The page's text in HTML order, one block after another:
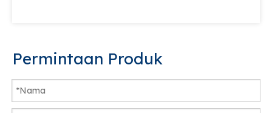
Permintaan Produk